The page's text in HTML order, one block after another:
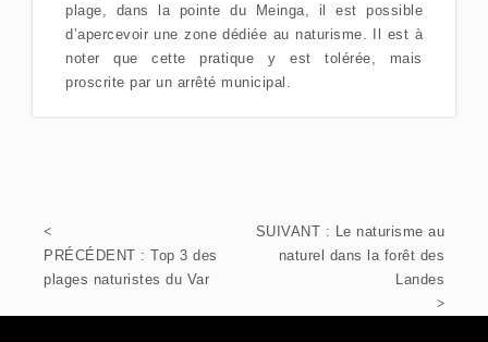
plage, dans la pointe du Meinga, il est possible
d’apercevoir une zone dédiée au naturisme. Il est à
noter que cette pratique y est tolérée, mais
proscrite par un arrêté municipal.
PRÉCÉDENT : Top 3 des
plages naturistes du Var
SUIVANT : Le naturisme au
naturel dans la forêt des
Landes